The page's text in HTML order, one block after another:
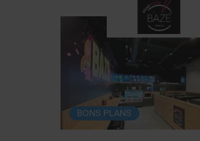
BONS PLANS